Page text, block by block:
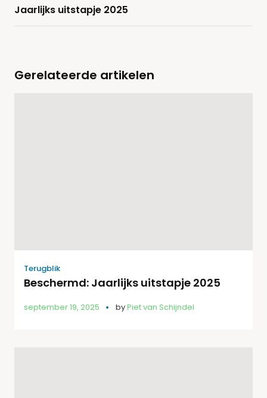
Jaarlijks uitstapje 2025
Gerelateerde artikelen
Terugblik
Beschermd: Jaarlijks uitstapje 2025
september 19, 2025 byPiet van Schijndel